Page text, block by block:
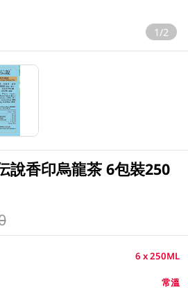
1/2
說香印烏龍茶 6包裝250
6 x 250ML
常溫